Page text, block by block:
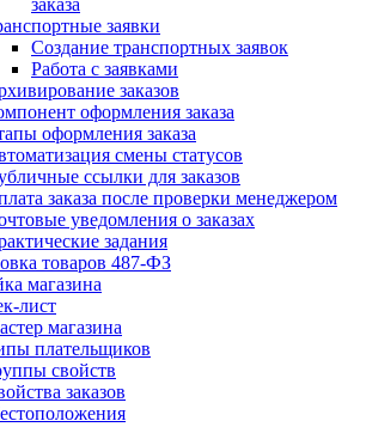
заказа
заявки
Создание транспортных заявок
Работа с заявками
заказов
оформления заказа
оформления заказа
смены статусов
ссылки для заказов
заказа после проверки менеджером
уведомления о заказах
задания
товаров 487-ФЗ
магазина
лист
магазина
плательщиков
свойств
заказов